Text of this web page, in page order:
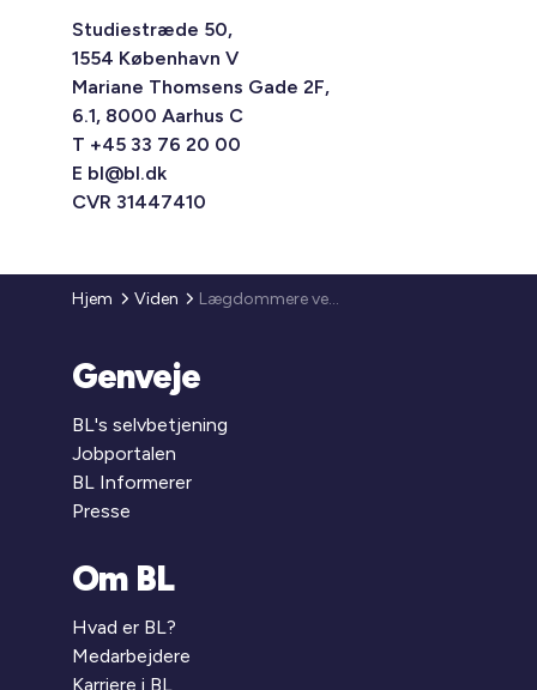
Studiestræde 50,
1554 København V
Mariane Thomsens Gade 2F,
6.1, 8000 Aarhus C
T +45 33 76 20 00
E bl@bl.dk
CVR 31447410
Hjem Viden Lægdommere ved boligretterne
Genveje
BL's selvbetjening
Jobportalen
BL Informerer
Presse
Om BL
Hvad er BL?
Medarbejdere
Karriere i BL